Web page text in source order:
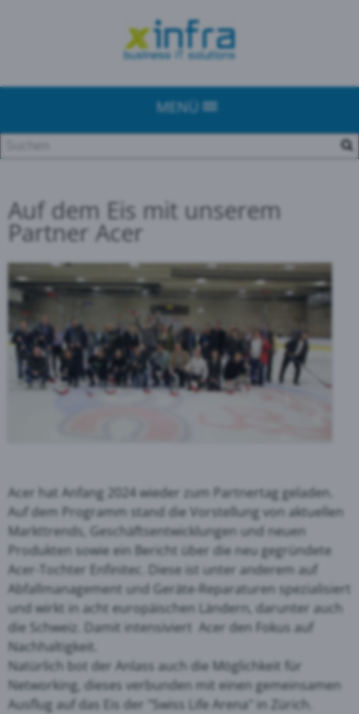
MENÜ
Auf dem Eis mit unserem
Partner Acer
Acer hat Anfang 2024 wieder zum Partnertag geladen.
Auf dem Programm stand die Vorstellung von aktuellen
Markttrends, Geschäftsentwicklungen und neuen
Produkten sowie ein Bericht über die neu gegründete
Acer-Tochter Enfinitec. Diese ist unter anderem auf
Abfallmanagement und Geräte-Reparaturen spezialisiert
und wirkt in acht europäischen Ländern, darunter auch
die Schweiz. Damit intensiviert Acer den Fokus auf
Nachhaltigkeit.
Natürlich bot der Anlass auch die Möglichkeit für
Networking, dieses verbunden mit einen gemeinsamen
Ausflug auf das Eis der "Swiss Life Arena" in Zürich.